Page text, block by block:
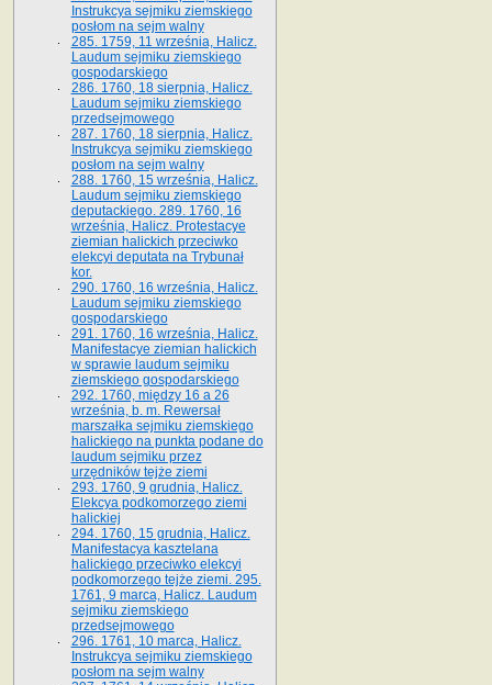
Instrukcya sejmiku ziemskiego
posłom na sejm walny
285. 1759, 11 września, Halicz.
Laudum sejmiku ziemskiego
gospodarskiego
286. 1760, 18 sierpnia, Halicz.
Laudum sejmiku ziemskiego
przedsejmowego
287. 1760, 18 sierpnia, Halicz.
Instrukcya sejmiku ziemskiego
posłom na sejm walny
288. 1760, 15 września, Halicz.
Laudum sejmiku ziemskiego
deputackiego. 289. 1760, 16
września, Halicz. Protestacye
ziemian halickich przeciwko
elekcyi deputata na Trybunał
kor.
290. 1760, 16 września, Halicz.
Laudum sejmiku ziemskiego
gospodarskiego
291. 1760, 16 września, Halicz.
Manifestacye ziemian halickich
w sprawie laudum sejmiku
ziemskiego gospodarskiego
292. 1760, między 16 a 26
września, b. m. Rewersał
marszałka sejmiku ziemskiego
halickiego na punkta podane do
laudum sejmiku przez
urzędników tejże ziemi
293. 1760, 9 grudnia, Halicz.
Elekcya podkomorzego ziemi
halickiej
294. 1760, 15 grudnia, Halicz.
Manifestacya kasztelana
halickiego przeciwko elekcyi
podkomorzego tejże ziemi. 295.
1761, 9 marca, Halicz. Laudum
sejmiku ziemskiego
przedsejmowego
296. 1761, 10 marca, Halicz.
Instrukcya sejmiku ziemskiego
posłom na sejm walny